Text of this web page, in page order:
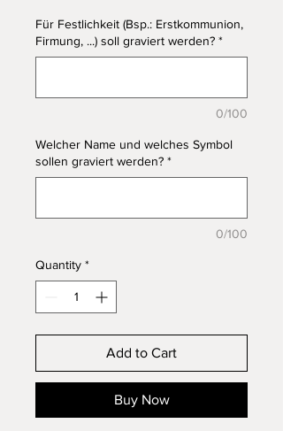
Für Festlichkeit (Bsp.: Erstkommunion,
Firmung, ...) soll graviert werden? *
0/100
Welcher Name und welches Symbol
sollen graviert werden? *
0/100
Quantity *
Add to Cart
Buy Now